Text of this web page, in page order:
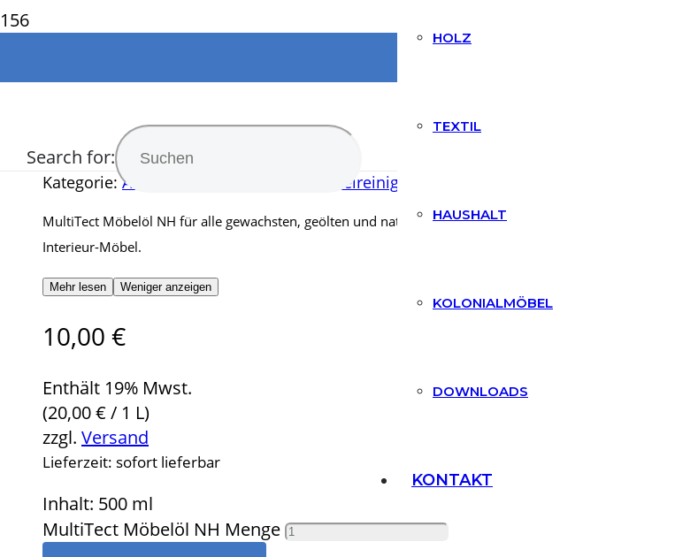
Search for:
HOLZ
TEXTIL
HAUSHALT
KOLONIALMÖBEL
DOWNLOADS
KONTAKT
MultiTect Möbelöl NH
Kategorie:Alltagshelfer Möbelreinigung & Pflege
MultiTect Möbelöl NH für alle gewachsten, geölten und naturbelassenen Garten- und
Interieur-Möbel.
Mehr lesen Weniger anzeigen
10,00 €
Enthält 19% Mwst.
(20,00€/ 1 L)
zzgl. Versand
Lieferzeit: sofort lieferbar
Inhalt: 500 ml
MultiTect Möbelöl NH Menge